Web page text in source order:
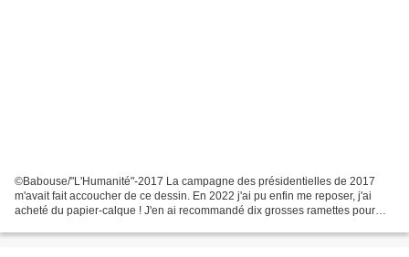
©Babouse/"L'Humanité"-2017 La campagne des présidentielles de 2017
m'avait fait accoucher de ce dessin. En 2022 j'ai pu enfin me reposer, j'ai
acheté du papier-calque ! J'en ai recommandé dix grosses ramettes pour